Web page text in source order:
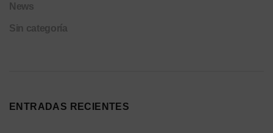
News
Sin categoría
ENTRADAS RECIENTES